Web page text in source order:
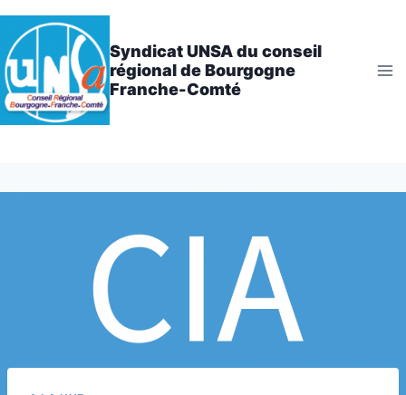
Aller
au
contenu
Syndicat UNSA du conseil
régional de Bourgogne
Franche-Comté